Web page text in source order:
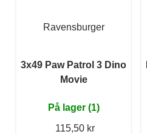
Ravensburger
3x49 Paw Patrol 3 Dino
Movie
På lager (1)
115,50 kr